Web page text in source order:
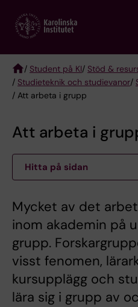
main
Breadcrumb
/ Student på KI/ Stöd &
/ Studieteknik och studievanor/
/ Att arbeta i grupp
Att arbeta i
Hitta på sidan
Mycket av det
inom akademin på
grupp.
visst fenomen,
kursupplägg och
lära sig i grupp av